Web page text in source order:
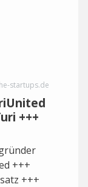
startups.de
+++
+++
+++